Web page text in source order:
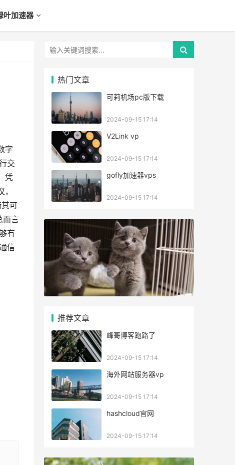
叶加速器
字
交
凭
可
而言
有
信
热门文章
可莉机场pc版下载
2024-09-15 17:14
V2Link vp
2024-09-15 17:14
gofly加速器vps
2024-09-15 17:14
推荐文章
峰哥博客跑路了
2024-09-15 17:14
海外网站服务器vp
2024-09-15 17:14
hashcloud官网
2024-09-15 17:14